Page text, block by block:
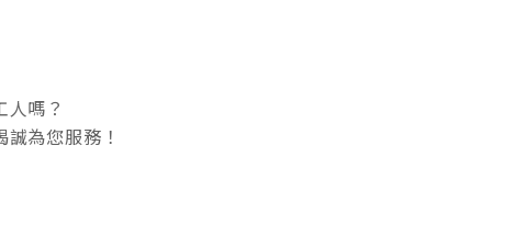
嗎？
為您服務！